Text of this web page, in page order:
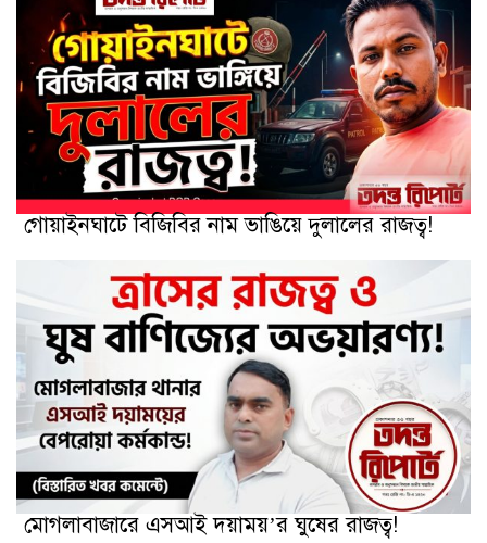
গোয়াইনঘাটে বিজিবির নাম ভাঙিয়ে দুলালের রাজত্ব!
মোগলাবাজারে এসআই দয়াময়’র ঘুষের রাজত্ব!